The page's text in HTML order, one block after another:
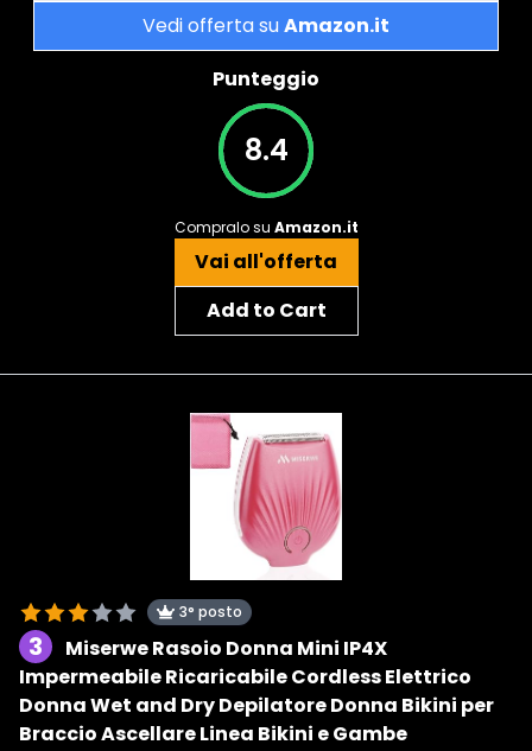
Vedi offerta suAmazon.it
Punteggio
8.4
Compralo su Amazon.it
Vai all'offerta
Add to Cart
3° posto
3
Miserwe Rasoio Donna Mini IP4X
Impermeabile Ricaricabile Cordless Elettrico
Donna Wet and Dry Depilatore Donna Bikini per
Braccio Ascellare Linea Bikini e Gambe